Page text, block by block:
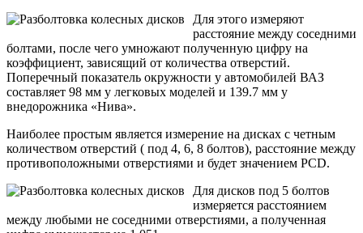
Для этого измеряют
расстояние между соседними
болтами, после чего умножают полученную цифру на
коэффициент, зависящий от количества отверстий.
Поперечный показатель окружности у автомобилей ВАЗ
составляет 98 мм у легковых моделей и 139.7 мм у
внедорожника «Нива».
Наиболее простым является измерение на дисках с четным
количеством отверстий ( под 4, 6, 8 болтов), расстояние между
противоположными отверстиями и будет значением PCD.
Для дисков под 5 болтов
измеряется расстоянием
между любыми не соседними отверстиями, а полученная